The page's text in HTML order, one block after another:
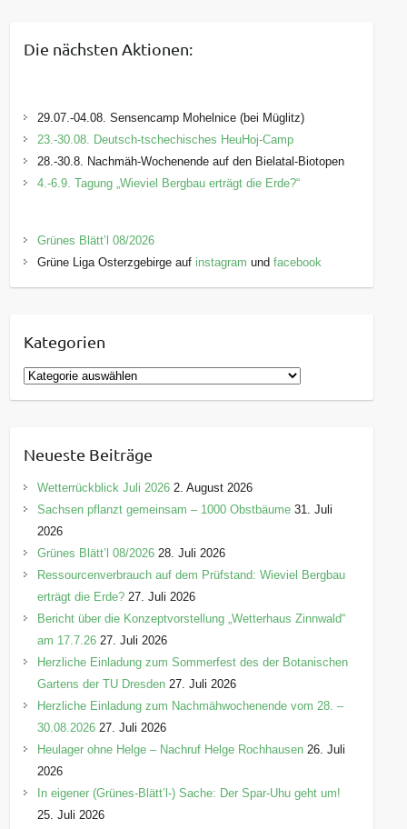
Die nächsten Aktionen:
29.07.-04.08. Sensencamp Mohelnice (bei Müglitz)
23.-30.08. Deutsch-tschechisches HeuHoj-Camp
28.-30.8. Nachmäh-Wochenende auf den Bielatal-Biotopen
4.-6.9. Tagung „Wieviel Bergbau erträgt die Erde?“
Grünes Blätt’l 08/2026
Grüne Liga Osterzgebirge auf instagram undfacebook
Kategorien
K
a
g
o
r
e
n
Neueste Beiträge
Wetterrückblick Juli 2026 2. August 2026
Sachsen pflanzt gemeinsam – 1000 Obstbäume 31. Juli
2026
Grünes Blätt’l 08/2026 28. Juli 2026
Ressourcenverbrauch auf dem Prüfstand: Wieviel Bergbau
erträgt die Erde? 27. Juli 2026
Bericht über die Konzeptvorstellung „Wetterhaus Zinnwald“
am 17.7.26 27. Juli 2026
Herzliche Einladung zum Sommerfest des der Botanischen
Gartens der TU Dresden 27. Juli 2026
Herzliche Einladung zum Nachmähwochenende vom 28. –
30.08.2026 27. Juli 2026
Heulager ohne Helge – Nachruf Helge Rochhausen 26. Juli
2026
In eigener (Grünes-Blätt’l-) Sache: Der Spar-Uhu geht um!
25. Juli 2026